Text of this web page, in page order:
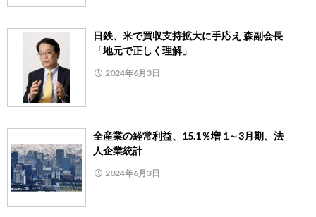
日鉄、米で買収支持拡大に手応え 森副会長
「地元で正しく理解」
2024年6月3日
全産業の経常利益、15.1％増 1～3月期、法
人企業統計
2024年6月3日